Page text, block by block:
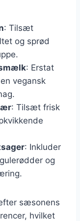
: Tilsæt
og sprød
: Erstat
vegansk
: Tilsæt frisk
: Inkluder
og
sæsonens
hvilket